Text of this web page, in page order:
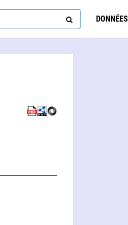
DONNÉES